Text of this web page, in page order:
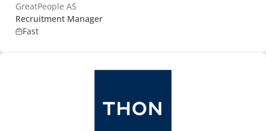
GreatPeople AS
Recruitment Manager
Fast